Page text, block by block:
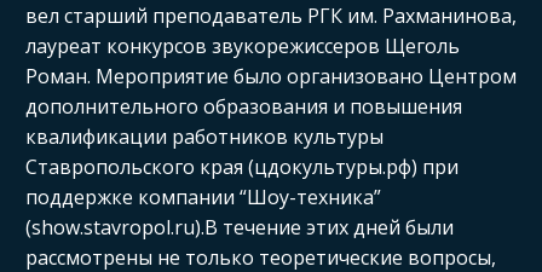
вел старший преподаватель РГК им. Рахманинова,
лауреат конкурсов звукорежиссеров Щеголь
Роман. Мероприятие было организовано Центром
дополнительного образования и повышения
квалификации работников культуры
Ставропольского края (цдокультуры.рф) при
поддержке компании “Шоу-техника”
(show.stavropol.ru).В течение этих дней были
рассмотрены не только теоретические вопросы,